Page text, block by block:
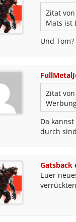
Zitat
Mats ist
Und Tom?
Zitat
Da
durch
Gatsback
Euer